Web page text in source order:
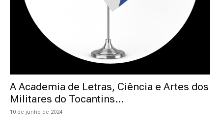
A Academia de Letras, Ciência e Artes dos
Militares do Tocantins...
10 de junho de 2024